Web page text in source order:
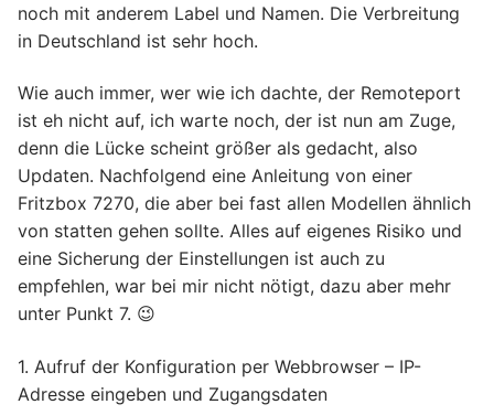
noch mit anderem Label und Namen. Die Verbreitung
in Deutschland ist sehr hoch.
Wie auch immer, wer wie ich dachte, der Remoteport
ist eh nicht auf, ich warte noch, der ist nun am Zuge,
denn die Lücke scheint größer als gedacht, also
Updaten. Nachfolgend eine Anleitung von einer
Fritzbox 7270, die aber bei fast allen Modellen ähnlich
von statten gehen sollte. Alles auf eigenes Risiko und
eine Sicherung der Einstellungen ist auch zu
empfehlen, war bei mir nicht nötigt, dazu aber mehr
unter Punkt 7. 😉
1. Aufruf der Konfiguration per Webbrowser – IP-
Adresse eingeben und Zugangsdaten